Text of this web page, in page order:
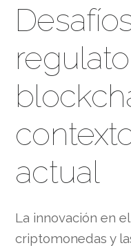
actual
La innovación en
criptomonedas y